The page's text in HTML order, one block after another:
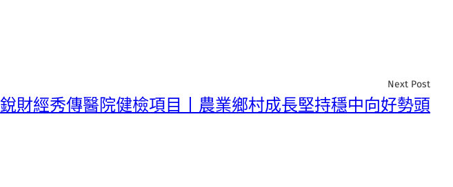
Next Post
銳財經秀傳醫院健檢項目丨農業鄉村成長堅持穩中向好勢頭